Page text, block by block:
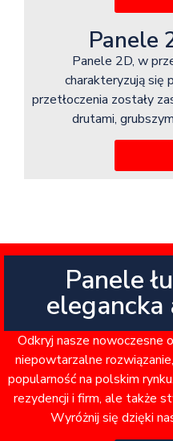
Panele
Panele 2D, w
charakteryzują się
przetłoczenia zostały
drutami,
Panele
Odkryj nasze nowoczesne
niepowtarzalne
popularność na polskim
rezydencji i firm, ale także
Wyróżnij się dzięki